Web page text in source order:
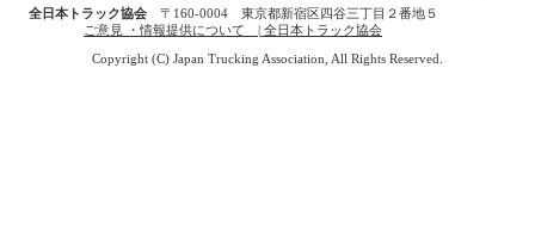
全日本トラック協会〒160-0004 東京都新宿区四谷三丁目２番地５
ご意見 ・情報提供について | 全日本トラック協会
Copyright (C) Japan Trucking Association, All Rights Reserved.